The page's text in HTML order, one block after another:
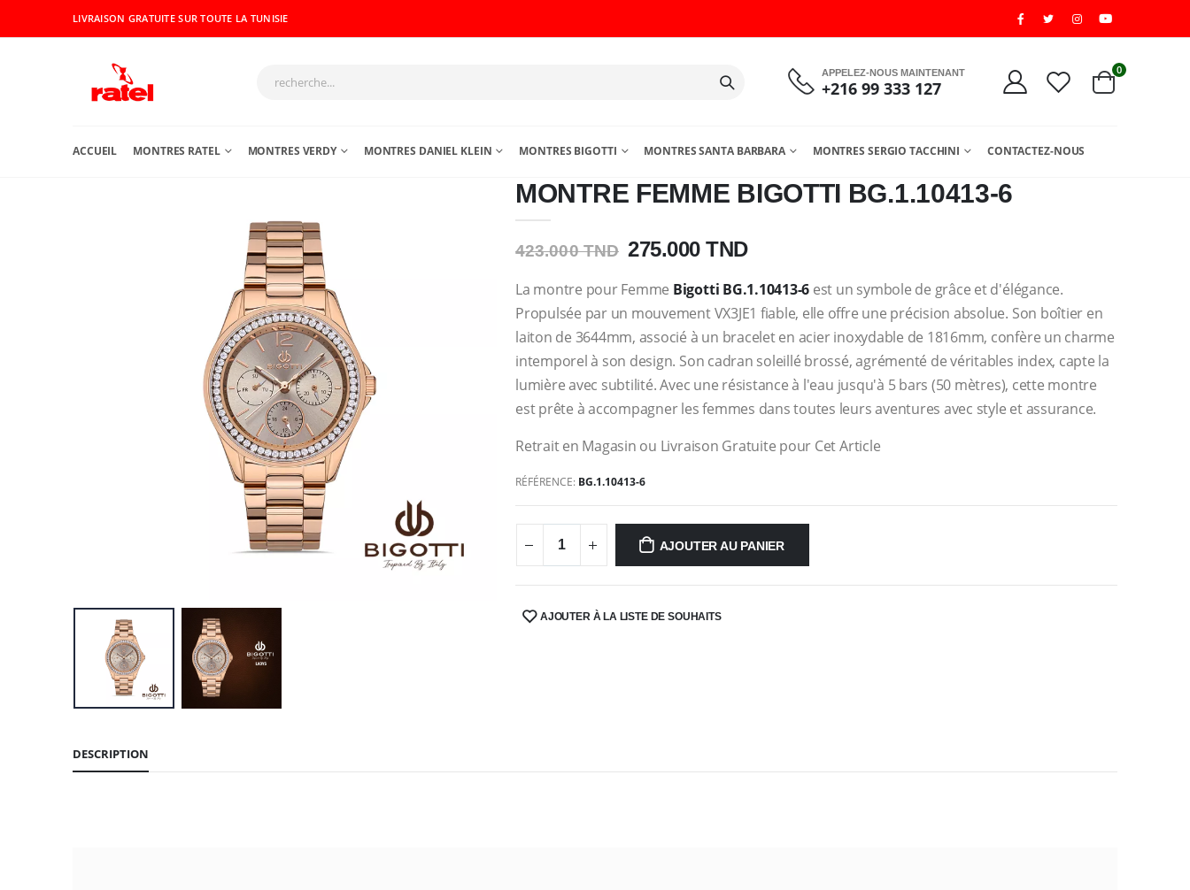
LIVRAISON GRATUITE SUR TOUTE LA TUNISIE
APPELEZ-NOUS MAINTENANT
+216 99 333 127
0
ACCUEIL MONTRES RATEL MONTRES VERDY MONTRES DANIEL KLEIN MONTRES BIGOTTI MONTRES SANTA BARBARA MONTRES SERGIO TACCHINI CONTACTEZ-NOUS
MONTRE FEMME BIGOTTI BG.1.10413-6
423.000 TND 275.000 TND
La montre pour Femme Bigotti BG.1.10413-6 est un symbole de grâce et d'élégance.
Propulsée par un mouvement VX3JE1 fiable, elle offre une précision absolue. Son boîtier en
laiton de 3644mm, associé à un bracelet en acier inoxydable de 1816mm, confère un charme
intemporel à son design. Son cadran soleillé brossé, agrémenté de véritables index, capte la
lumière avec subtilité. Avec une résistance à l'eau jusqu'à 5 bars (50 mètres), cette montre
est prête à accompagner les femmes dans toutes leurs aventures avec style et assurance.
Retrait en Magasin ou Livraison Gratuite pour Cet Article
RÉFÉRENCE: BG.1.10413-6
AJOUTER AU PANIER
SHARE:AJOUTER À LA LISTE DE SOUHAITS
DESCRIPTION